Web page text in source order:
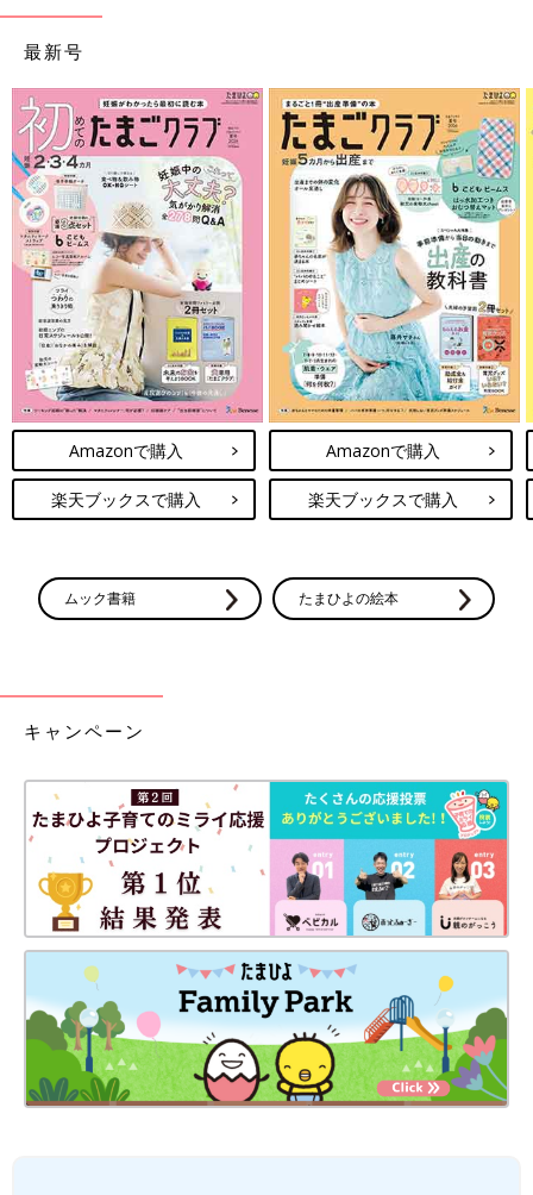
最新号
Amazonで購入
楽天ブックスで購入
Amazonで購入
楽天ブックスで購入
ムック書籍 たまひよの絵本
キャンペーン